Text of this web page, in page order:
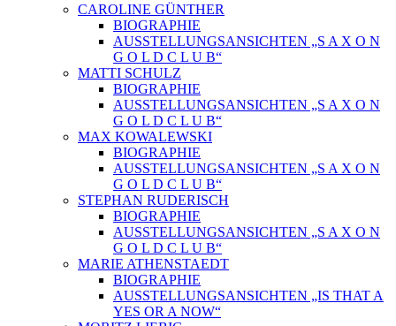
CAROLINE GÜNTHER
BIOGRAPHIE
AUSSTELLUNGSANSICHTEN „S A X O N
G O L D C L U B“
MATTI SCHULZ
BIOGRAPHIE
AUSSTELLUNGSANSICHTEN „S A X O N
G O L D C L U B“
MAX KOWALEWSKI
BIOGRAPHIE
AUSSTELLUNGSANSICHTEN „S A X O N
G O L D C L U B“
STEPHAN RUDERISCH
BIOGRAPHIE
AUSSTELLUNGSANSICHTEN „S A X O N
G O L D C L U B“
MARIE ATHENSTAEDT
BIOGRAPHIE
AUSSTELLUNGSANSICHTEN „IS THAT A
YES OR A NOW“